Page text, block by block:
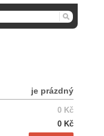
je prázdný
0 Kč
0 Kč